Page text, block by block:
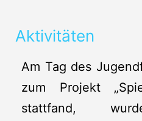
Aktivitäten
Am Tag des
zum Projekt
stattfand,